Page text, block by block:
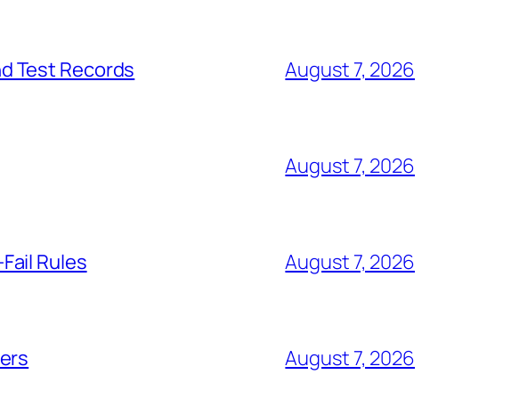
Test Records August 7, 2026
August 7, 2026
Rules August 7, 2026
August 7, 2026